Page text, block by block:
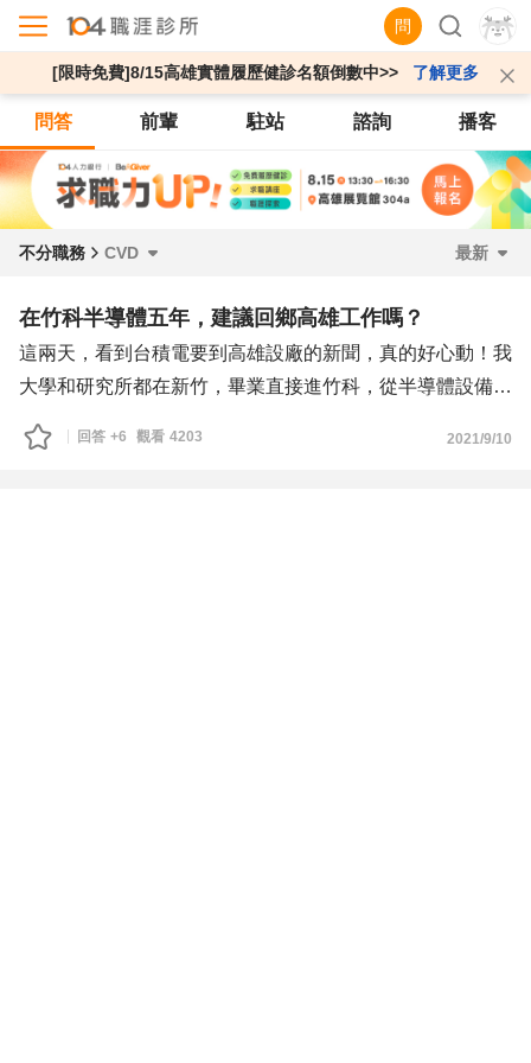
問
[限時免費]8/15高雄實體履歷健診名額倒數中>> 了解更多
問答 前輩 駐站 諮詢 播客
不分職務 CVD 最新
在竹科半導體五年，建議回鄉高雄工作嗎？
這兩天，看到台積電要到高雄設廠的新聞，真的好心動！我
大學和研究所都在新竹，畢業直接進竹科，從半導體設備的
菜鳥工程師做起，讀書加上工作，北漂超過十年，平均一、
兩個月才能回高雄看一次爸媽，爸媽年紀大了，我又是家裡
回答 +6 觀看 4203 2021/9/10